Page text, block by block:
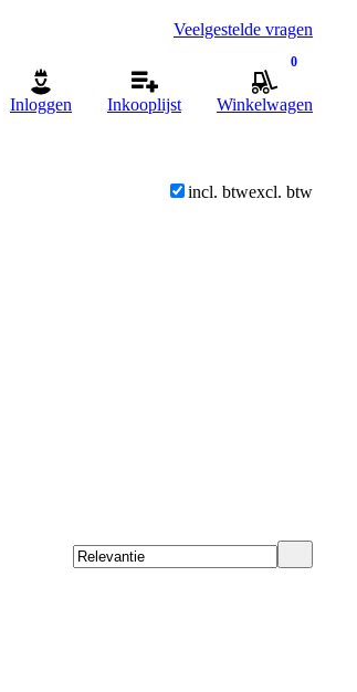
Veelgestelde vragen
Inloggen Inkooplijst
0
Winkelwagen
incl. btwexcl. btw